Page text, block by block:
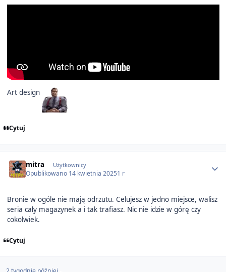
Art design
Cytuj
mitra Użytkownicy
Opublikowano 14 kwietnia 20251 r
Bronie w ogóle nie mają odrzutu. Celujesz w jedno miejsce, walisz
seria cały magazynek a i tak trafiasz. Nic nie idzie w górę czy
cokolwiek.
Cytuj